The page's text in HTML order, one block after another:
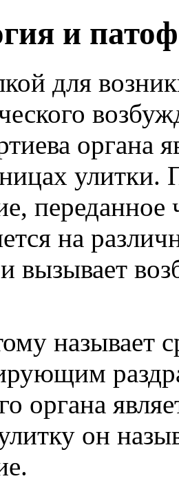
и
для
органа
улитки.
переданное
на
вызывает
называет
органа
он